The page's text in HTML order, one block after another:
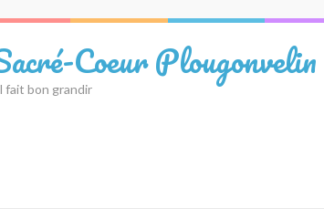
Coeur Plougonvelin
fait bon grandir